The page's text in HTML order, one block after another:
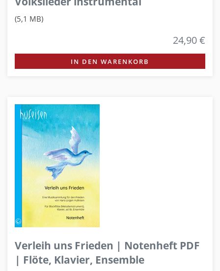
(5,1 MB)
24,90 €
IN DEN WARENKORB
Verleih uns Frieden | Notenheft PDF
| Flöte, Klavier, Ensemble